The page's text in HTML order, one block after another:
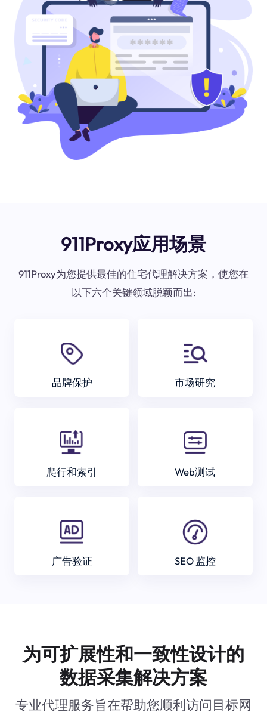
911Proxy应用场景
911Proxy为您提供最佳的住宅代理解决方案，使您在
以下六个关键领域脱颖而出:
品牌保护 市场研究
爬行和索引 Web测试
广告验证 SEO 监控
为可扩展性和一致性设计的
数据采集解决方案
专业代理服务旨在帮助您顺利访问目标网